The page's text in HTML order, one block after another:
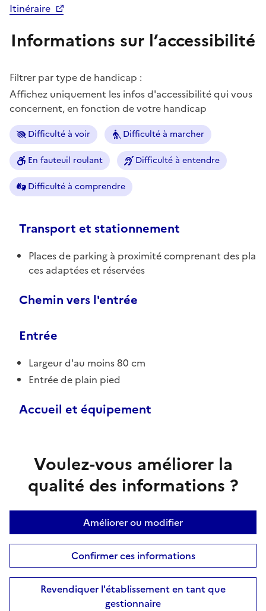
Itinéraire
Informations sur l’accessibilité
Filtrer par type de handicap :
Affichez uniquement les infos d'accessibilité qui vous
concernent, en fonction de votre handicap
Difficulté à voir Difficulté à marcher
En fauteuil roulant Difficulté à entendre
Difficulté à comprendre
Transport et stationnement
Places de parking à proximité comprenant des pla
ces adaptées et réservées
Chemin vers l'entrée
Entrée
Largeur d'au moins 80 cm
Entrée de plain pied
Accueil et équipement
Voulez-vous améliorer la
qualité des informations ?
Améliorer ou modifier
Confirmer ces informations
Revendiquer l'établissement en tant que
gestionnaire